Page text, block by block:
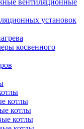
вентиляционные
установок
косвенного
котлы
котлы
котлы